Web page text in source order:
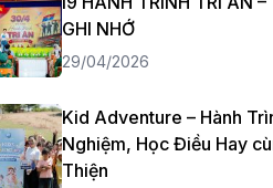
GHI NHỚ
29/04/2026
Kid Adventure – Hành
Nghiệm, Học Điều Hay
Thiện